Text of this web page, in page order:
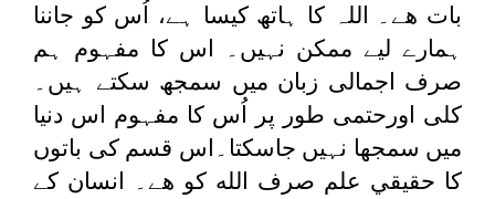
بات هے۔ اللہ کا ہاتھ کیسا ہے، اُس کو جاننا
ہمارے لیے ممکن نہیں۔ اس کا مفہوم ہم
صرف اجمالی زبان میں سمجھ سکتے ہیں۔
کلی اورحتمی طور پر اُس کا مفہوم اس دنیا
میں سمجھا نہیں جاسکتا۔اس قسم کی باتوں
كا حقيقي علم صرف الله كو هے۔ انسان كے